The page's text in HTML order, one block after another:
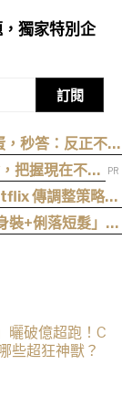
獨家特別企
訂閱
秒答：反正不是
把握現在不嫌
傳調整策略，
裝+俐落短髮」與
曬破億超跑！C
些超狂神獸？